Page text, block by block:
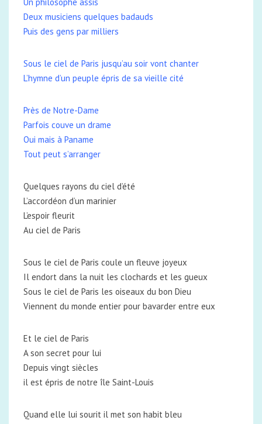
Deux musiciens quelques badauds
Puis des gens par milliers
Sous le ciel de Paris jusqu’au soir vont chanter
L’hymne d’un peuple épris de sa vieille cité
Près de Notre-Dame
Parfois couve un drame
Oui mais à Paname
Tout peut s’arranger
Quelques rayons du ciel d’été
L’accordéon d’un marinier
L’espoir fleurit
Au ciel de Paris
Sous le ciel de Paris coule un fleuve joyeux
Il endort dans la nuit les clochards et les gueux
Sous le ciel de Paris les oiseaux du bon Dieu
Viennent du monde entier pour bavarder entre eux
Et le ciel de Paris
A son secret pour lui
Depuis vingt siècles
il est épris de notre île Saint-Louis
Quand elle lui sourit il met son habit bleu